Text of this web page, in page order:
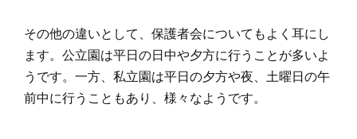
その他の違いとして、保護者会についてもよく耳にし
ます。公立園は平日の日中や夕方に行うことが多いよ
うです。一方、私立園は平日の夕方や夜、土曜日の午
前中に行うこともあり、様々なようです。